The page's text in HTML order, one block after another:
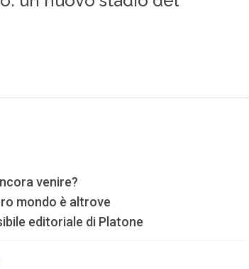
venire?
mondo è altrove
editoriale di Platone